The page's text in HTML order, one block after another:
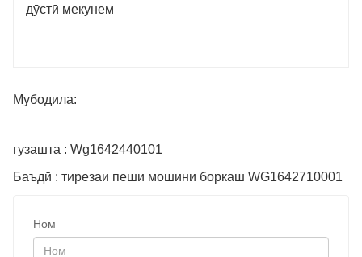
дӯстӣ мекунем
Мубодила:
гузашта : Wg1642440101
Баъдӣ : тирезаи пеши мошини боркаш WG1642710001
Ном